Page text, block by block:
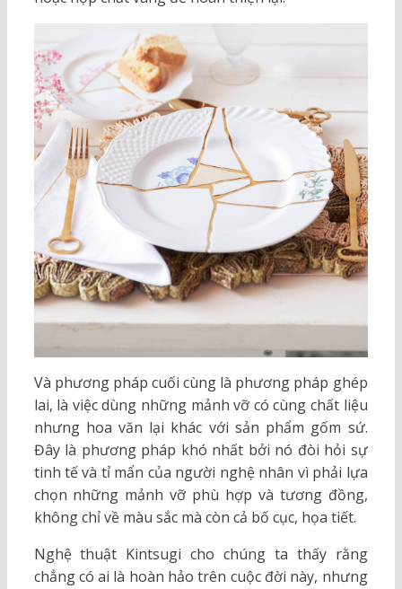
Và phương pháp cuối cùng là phương pháp ghép
lai, là việc dùng những mảnh vỡ có cùng chất liệu
nhưng hoa văn lại khác với sản phẩm gốm sứ.
Đây là phương pháp khó nhất bởi nó đòi hỏi sự
tinh tế và tỉ mẩn của người nghệ nhân vì phải lựa
chọn những mảnh vỡ phù hợp và tương đồng,
không chỉ về màu sắc mà còn cả bố cục, họa tiết.
Nghệ thuật Kintsugi cho chúng ta thấy rằng
chẳng có ai là hoàn hảo trên cuộc đời này, nhưng